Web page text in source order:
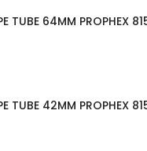
TUBE 64MM PROPHEX
TUBE 42MM PROPHEX